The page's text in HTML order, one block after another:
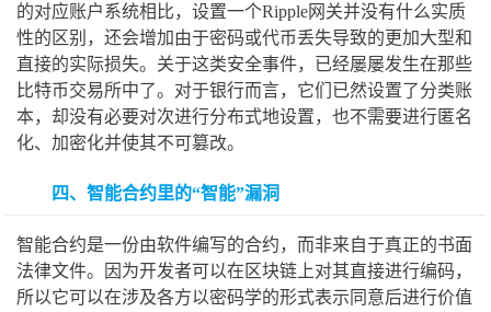
的对应账户系统相比，设置一个Ripple网关并没有什么实质
性的区别，还会增加由于密码或代币丢失导致的更加大型和
直接的实际损失。关于这类安全事件，已经屡屡发生在那些
比特币交易所中了。对于银行而言，它们已然设置了分类账
本，却没有必要对次进行分布式地设置，也不需要进行匿名
化、加密化并使其不可篡改。
四、智能合约里的“智能”漏洞
智能合约是一份由软件编写的合约，而非来自于真正的书面
法律文件。因为开发者可以在区块链上对其直接进行编码，
所以它可以在涉及各方以密码学的形式表示同意后进行价值